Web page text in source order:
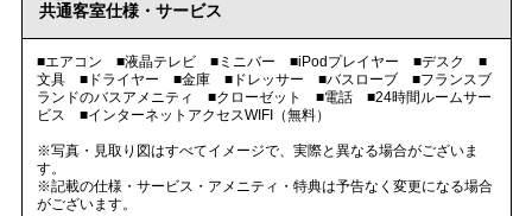
共通客室仕様・サービス
■エアコン ■液晶テレビ ■ミニバー ■iPodプレイヤー ■デスク ■
文具 ■ドライヤー ■金庫 ■ドレッサー ■バスローブ ■フランスブ
ランドのバスアメニティ ■クローゼット ■電話 ■24時間ルームサー
ビス ■インターネットアクセスWIFI（無料）
※写真・見取り図はすべてイメージで、実際と異なる場合がございま
す。
※記載の仕様・サービス・アメニティ・特典は予告なく変更になる場合
がございます。